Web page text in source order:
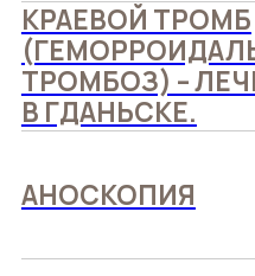
КРАЕВОЙ ТРОМБ
ТРОМБОЗ) –
В ГДАНЬСКЕ.
АНОСКОПИЯ